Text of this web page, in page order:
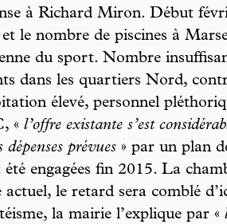
à Richard Miron. Début
le nombre de piscines à
du sport. Nombre
dans les quartiers Nord,
élevé, personnel
« l’offre existante s’est
dépenses prévues » par un plan
été engagées fin 2015. La
le retard sera comblé
la mairie l’explique par «